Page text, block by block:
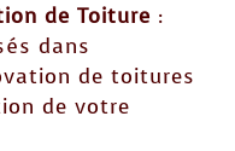
de Toiture :
dans
de toitures
de votre